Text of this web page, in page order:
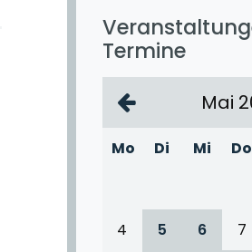
Termine
Mai
Mo Di Mi Do
4
5 6 7